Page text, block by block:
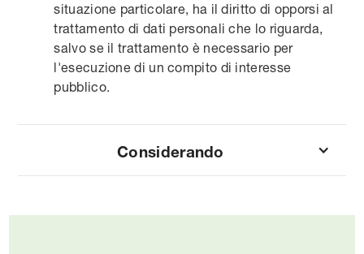
situazione particolare, ha il diritto di opporsi al
trattamento di dati personali che lo riguarda,
salvo se il trattamento è necessario per
l'esecuzione di un compito di interesse
pubblico.
Considerando